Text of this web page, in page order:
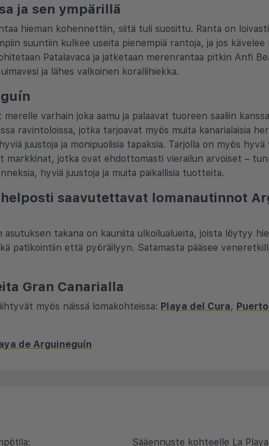
ja sen ympärillä
hieman kohennettiin, siitä tuli suosittu. Ranta on
suuntiin kulkee useita pienempiä rantoja, ja jos
Patalavaca ja jatketaan merenrantaa pitkin Anfi
ja lähes valkoinen korallihiekka.
varhain joka aamu ja palaavat tuoreen saaliin
ravintoloissa, jotka tarjoavat myös muita kanarialaisia
juustoja ja monipuolisia tapaksia. Tarjolla on myös hyvä
markkinat, jotka ovat ehdottomasti vierailun arvoiset –
hyviä juustoja ja muita paikallisia tuotteita.
saavutettavat lomanautinnot
asutuksen takana on kauniita ulkoilualueita, joista löytyy
patikointiin että pyöräilyyn. Satamasta pääsee
Gran Canarialla
myös näissä lomakohteissa: Playa del Cura,
de Arguineguín
Sääennuste kohteelle La